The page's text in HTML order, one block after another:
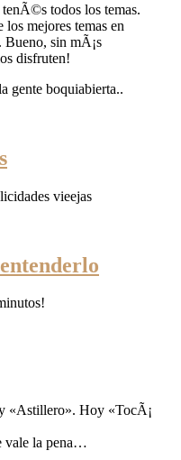
todos los temas.
mejores temas en
sin mÃ¡s
disfruten!
gente boquiabierta..
vieejas
«Astillero». Hoy «TocÃ¡
vale la pena…